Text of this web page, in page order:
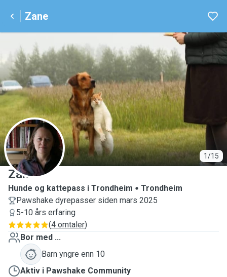
Zane
1/15
Z
Zane
Hunde og kattepass i Trondheim
Trondheim
Pawshake dyrepasser siden mars 2025
5-10 års erfaring
(4 omtaler)
Bor med ...
Barn yngre enn 10
Aktiv i Pawshake Community